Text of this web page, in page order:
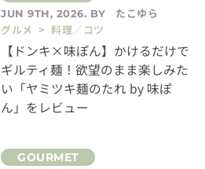
JUN 9TH, 2026. BY
たこゆら
グルメ > 料理／コツ
【ドンキ×味ぽん】かけるだけで
ギルティ麺！欲望のまま楽しみた
い「ヤミツキ麺のたれ by 味ぽ
ん」をレビュー